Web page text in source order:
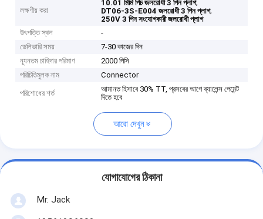
লক্ষণীয় করা
10.01 মিমি পিচ জলরোধী 3 পিন প্লাগ,
DT06-3S-E004 জলরোধী 3 পিন প্লাগ,
250V 3 পিন সংযোগকারী জলরোধী প্লাগ
উৎপত্তি স্থল
-
ডেলিভারি সময়
7-30 কাজের দিন
ন্যূনতম চাহিদার পরিমাণ
2000 পিসি
পরিচিতিমুলক নাম
Connector
পরিশোধের শর্ত
আমানত হিসাবে 30% TT, প্রসবের আগে ব্যালেন্স পেমেন্ট
দিতে হবে
আরো দেখুন
যোগাযোগের ঠিকানা
Mr. Jack